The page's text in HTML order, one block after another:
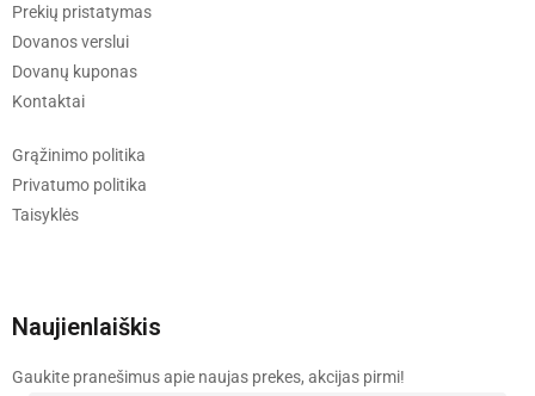
Prekių pristatymas
Dovanos verslui
Dovanų kuponas
Kontaktai
Grąžinimo politika
Privatumo politika
Taisyklės
Naujienlaiškis
Gaukite pranešimus apie naujas prekes, akcijas pirmi!